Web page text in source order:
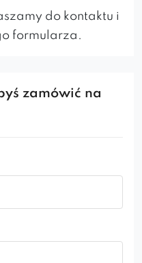
może ten produkt
preferencji.
do kontaktu i
formularza.
zamówić na